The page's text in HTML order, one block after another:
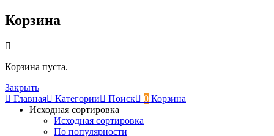
Корзина
Корзина пуста.
Закрыть
Главная
Категории Поиск 0 Корзина
Исходная сортировка
Исходная сортировка
По популярности